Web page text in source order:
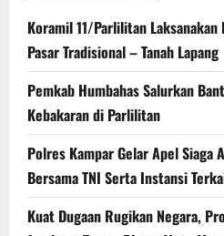
Koramil 11/Parlilitan
Pasar Tradisional – Tanah Lapang
Pemkab Humbahas Salurkan
Kebakaran di Parlilitan
Polres Kampar Gelar Apel
Bersama TNI Serta Instansi
Kuat Dugaan Rugikan Negara,